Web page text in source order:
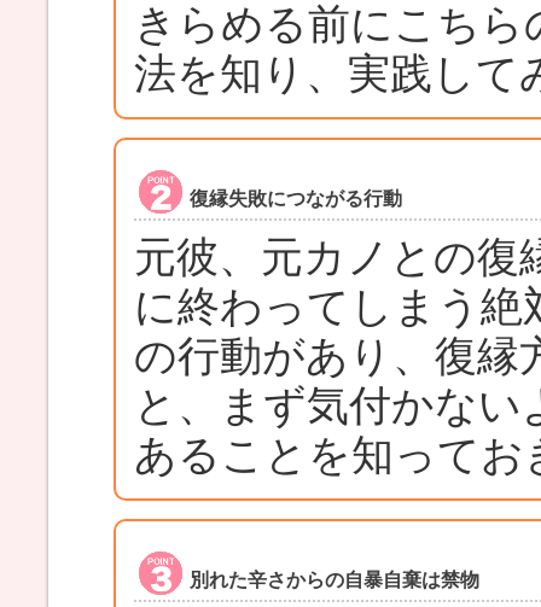
きらめる前にこち
法を知り、実践して
復縁失敗につながる行動
元彼、元カノとの復
に終わってしまう
の行動があり、復縁
と、まず気付かな
あることを知ってお
別れた辛さからの自暴自棄は禁物